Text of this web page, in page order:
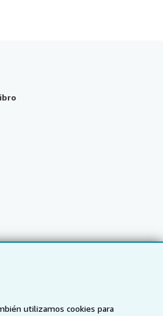
utilizamos cookies para